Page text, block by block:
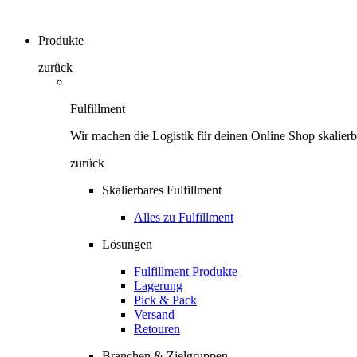
Produkte
zurück
Fulfillment
Wir machen die Logistik für deinen Online Shop
zurück
Skalierbares Fulfillment
Alles zu Fulfillment
Lösungen
Fulfillment Produkte
Lagerung
Pick & Pack
Versand
Retouren